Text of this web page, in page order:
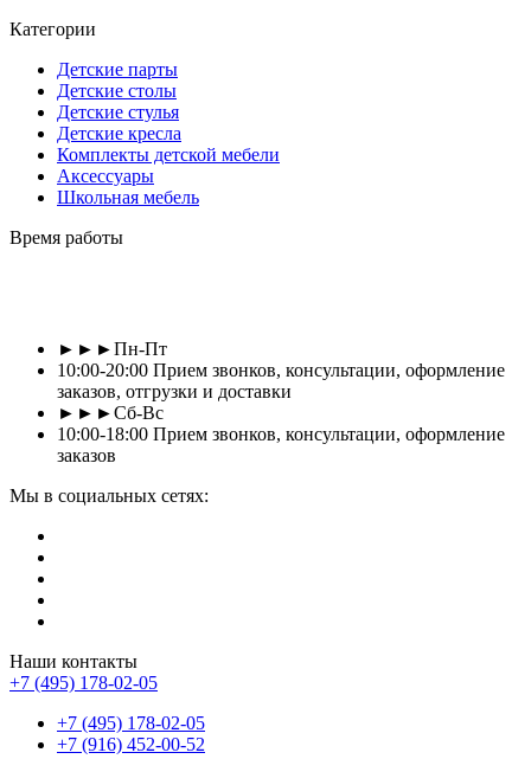
Категории
Детские парты
Детские столы
Детские стулья
Детские кресла
Комплекты детской мебели
Аксессуары
Школьная мебель
Время работы
►►►Пн-Пт
10:00-20:00 Прием звонков, консультации, оформление
заказов, отгрузки и доставки
►►►Сб-Вс
10:00-18:00 Прием звонков, консультации, оформление
заказов
Мы в социальных сетях:
Наши контакты
+7 (495) 178-02-05
+7 (495) 178-02-05
+7 (916) 452-00-52